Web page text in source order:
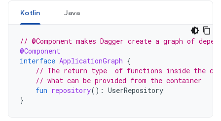
Kotlin Java
// @Component makes Dagger create a graph of
@Component
interface ApplicationGraph {
// The return type  of functions inside the
// what can be provided from the container
fun repository(): UserRepository
}